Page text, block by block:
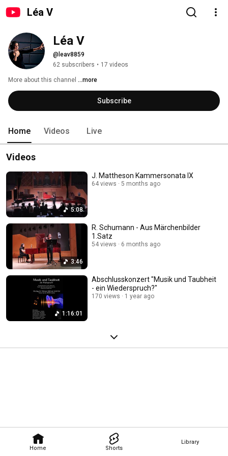
Léa V
Home Shorts
Library
Léa V
@leav8859
62 subscribers • 17 videos
More about this channel ...more
Subscribe
Home Videos Live
Videos
5:08
J. Mattheson Kammersonata IX
64 views 5 months ago
3:46
R. Schumann - Aus Märchenbilder
1.Satz
54 views 6 months ago
1:16:01
Abschlusskonzert "Musik und Taubheit
- ein Wiederspruch?"
170 views 1 year ago